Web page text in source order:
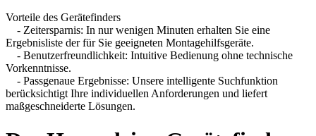
Vorteile des Gerätefinders
- Zeitersparnis: In nur wenigen Minuten erhalten Sie eine
Ergebnisliste der für Sie geeigneten Montagehilfsgeräte.
- Benutzerfreundlichkeit: Intuitive Bedienung ohne technische
Vorkenntnisse.
- Passgenaue Ergebnisse: Unsere intelligente Suchfunktion
berücksichtigt Ihre individuellen Anforderungen und liefert
maßgeschneiderte Lösungen.